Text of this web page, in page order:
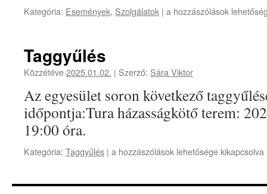
Kategória: Események, Szolgálatok | Öngyilkos
a hozzászólások
Taggyűlés
Közzétéve2025.01.02. | Szerző: Sára Viktor
Az egyesület soron következő
időpontja:Tura házasságkötő terem:
19:00 óra.
Kategória: Taggyűlés | Taggyűlés
a hozzászólások lehetősége kikapcsolva